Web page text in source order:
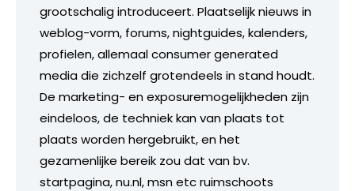
grootschalig introduceert. Plaatselijk nieuws in
weblog-vorm, forums, nightguides, kalenders,
profielen, allemaal consumer generated
media die zichzelf grotendeels in stand houdt.
De marketing- en exposuremogelijkheden zijn
eindeloos, de techniek kan van plaats tot
plaats worden hergebruikt, en het
gezamenlijke bereik zou dat van bv.
startpagina, nu.nl, msn etc ruimschoots